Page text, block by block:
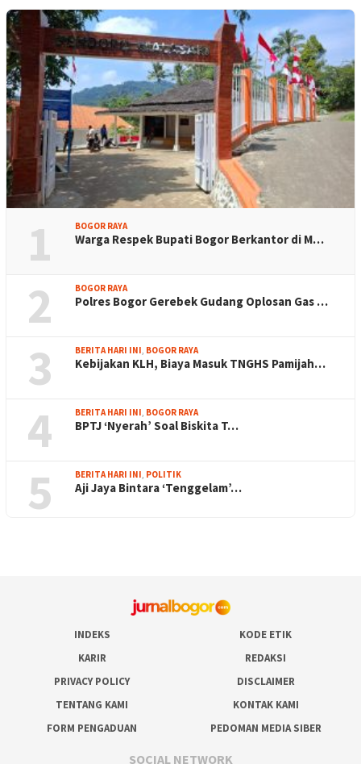
1 BOGOR RAYA
Warga Respek Bupati Bogor Berkantor di M…
2 BOGOR RAYA
Polres Bogor Gerebek Gudang Oplosan Gas …
3 BERITA HARI INI, BOGOR RAYA
Kebijakan KLH, Biaya Masuk TNGHS Pamijah…
4 BERITA HARI INI, BOGOR RAYA
BPTJ ‘Nyerah’ Soal Biskita T…
5 BERITA HARI INI, POLITIK
Aji Jaya Bintara ‘Tenggelam’…
INDEKS
KODE ETIK
KARIR
REDAKSI
PRIVACY POLICY
DISCLAIMER
TENTANG KAMI
KONTAK KAMI
FORM PENGADUAN
PEDOMAN MEDIA SIBER
SOCIAL NETWORK